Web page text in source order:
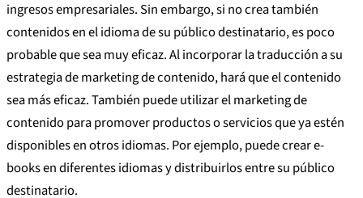
ingresos empresariales. Sin embargo, si no crea también
contenidos en el idioma de su público destinatario, es poco
probable que sea muy eficaz. Al incorporar la traducción a su
estrategia de marketing de contenido, hará que el contenido
sea más eficaz. También puede utilizar el marketing de
contenido para promover productos o servicios que ya estén
disponibles en otros idiomas. Por ejemplo, puede crear e-
books en diferentes idiomas y distribuirlos entre su público
destinatario.